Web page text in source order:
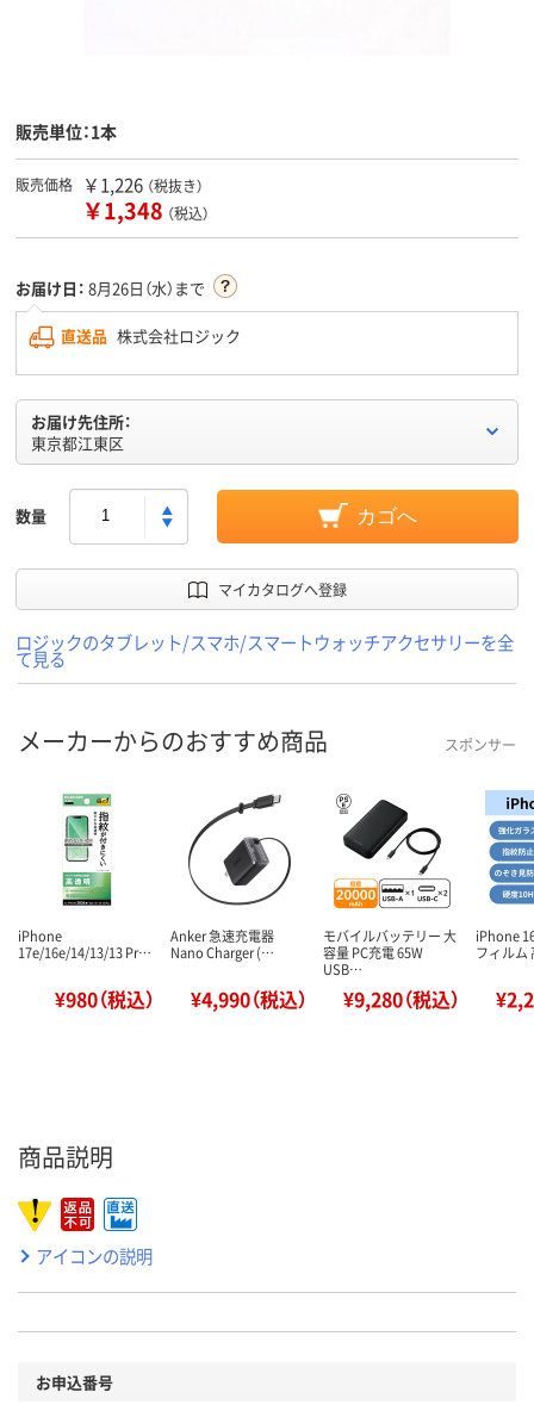
販売単位：1本
販売価格 ￥1,226 （税抜き）
￥1,348 （税込）
お届け日： 8月26日（水）まで
直送品 株式会社ロジック
お届け先住所：
東京都江東区
数量 カゴへ
マイカタログへ登録
ロジックのタブレット/スマホ/スマートウォッチアクセサリーを全
て見る
メーカーからのおすすめ商品 スポンサー
iPhone
17e/16e/14/13/13 Pr…
¥980（税込）
Anker 急速充電器
Nano Charger (…
¥4,990（税込）
モバイルバッテリー 大
容量 PC充電 65W
USB…
¥9,280（税込）
iPhone
フィル
商品説明
アイコンの説明
お申込番号